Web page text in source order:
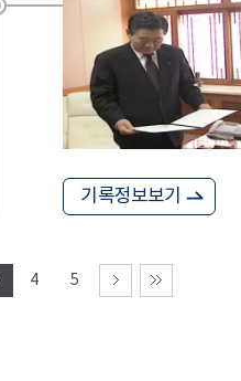
기록정보보기
4 5